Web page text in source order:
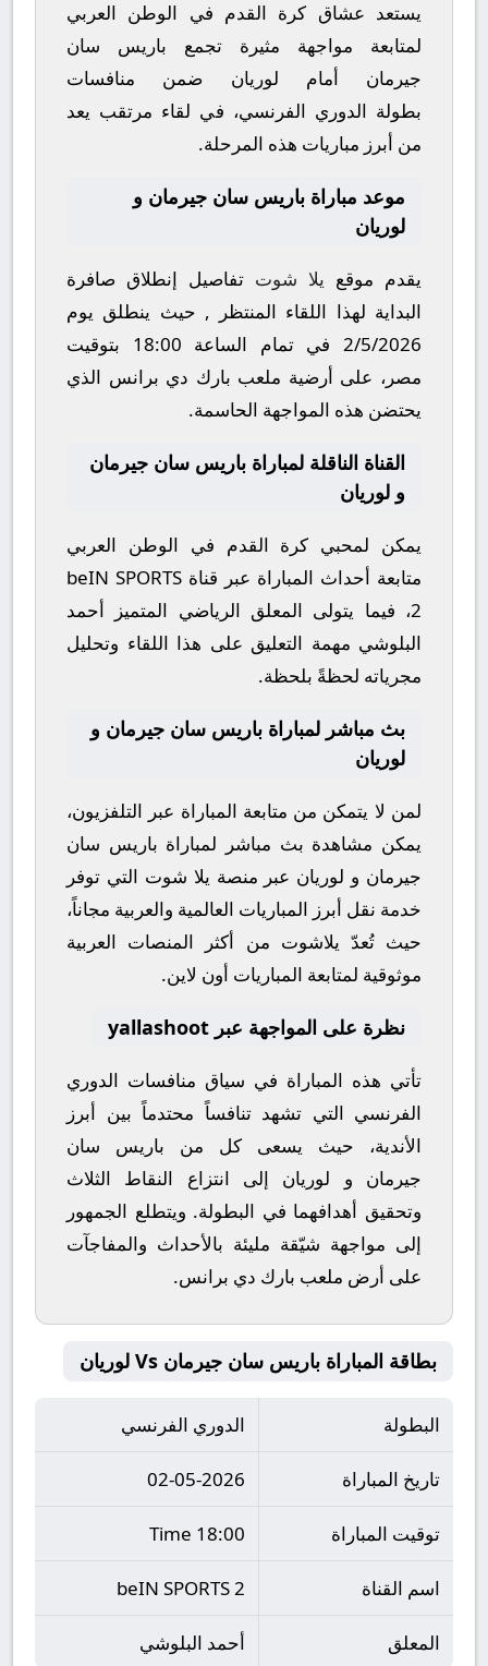
يستعد عشاق كرة القدم في الوطن العربي
لمتابعة مواجهة مثيرة تجمع باريس سان
جيرمان أمام لوريان ضمن منافسات
بطولة الدوري الفرنسي، في لقاء مرتقب يعد
من أبرز مباريات هذه المرحلة.
موعد مباراة باريس سان جيرمان و
لوريان
يقدم موقع يلا شوت تفاصيل إنطلاق صافرة
البداية لهذا اللقاء المنتظر , حيث ينطلق يوم
2/5/2026في تمام الساعة 18:00 بتوقيت
مصر، على أرضية ملعب بارك دي برانس الذي
يحتضن هذه المواجهة الحاسمة.
القناة الناقلة لمباراة باريس سان جيرمان
و لوريان
يمكن لمحبي كرة القدم في الوطن العربي
متابعة أحداث المباراة عبر قناة beIN SPORTS
2، فيما يتولى المعلق الرياضي المتميز أحمد
البلوشي مهمة التعليق على هذا اللقاء وتحليل
مجرياته لحظةً بلحظة.
بث مباشر لمباراة باريس سان جيرمان و
لوريان
لمن لا يتمكن من متابعة المباراة عبر التلفزيون،
يمكن مشاهدة بث مباشر لمباراة باريس سان
جيرمان و لوريان عبر منصة يلا شوت التي توفر
خدمة نقل أبرز المباريات العالمية والعربية مجاناً،
حيث تُعدّ يلاشوت من أكثر المنصات العربية
موثوقية لمتابعة المباريات أون لاين.
نظرة على المواجهة عبر yallashoot
تأتي هذه المباراة في سياق منافسات الدوري
الفرنسي التي تشهد تنافساً محتدماً بين أبرز
الأندية، حيث يسعى كل من باريس سان
جيرمان و لوريان إلى انتزاع النقاط الثلاث
وتحقيق أهدافهما في البطولة. ويتطلع الجمهور
إلى مواجهة شيّقة مليئة بالأحداث والمفاجآت
على أرض ملعب بارك دي برانس.
بطاقة المباراة باريس سان جيرمان Vs لوريان
البطولة الدوري الفرنسي
تاريخ المباراة 02-05-2026
توقيت المباراة 18:00 Time
اسم القناة beIN SPORTS 2
المعلق أحمد البلوشي